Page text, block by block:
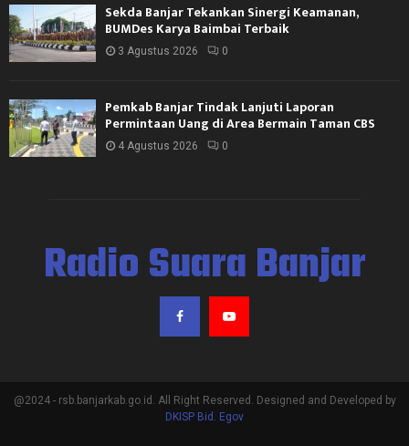
Sekda Banjar Tekankan Sinergi Keamanan,
BUMDes Karya Baimbai Terbaik
3 Agustus 2026 0
Pemkab Banjar Tindak Lanjuti Laporan
Permintaan Uang di Area Bermain Taman CBS
4 Agustus 2026 0
Radio Suara Banjar
@2024 - rsb.banjarkab.go.id. All Right Reserved. Designed and Developed by
DKISP Bid. Egov